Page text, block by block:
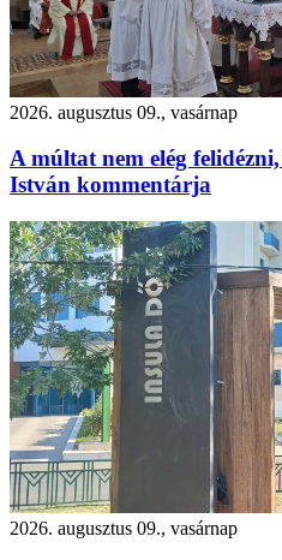
2026. augusztus 09., vasárnap
A múltat nem elég
István kommentárja
2026. augusztus 09., vasárnap